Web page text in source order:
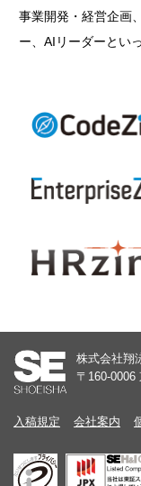
事業開発・経営企画
ー、AIリーダーとい
株式会社翔
〒160-0006
入稿規定 会社案内